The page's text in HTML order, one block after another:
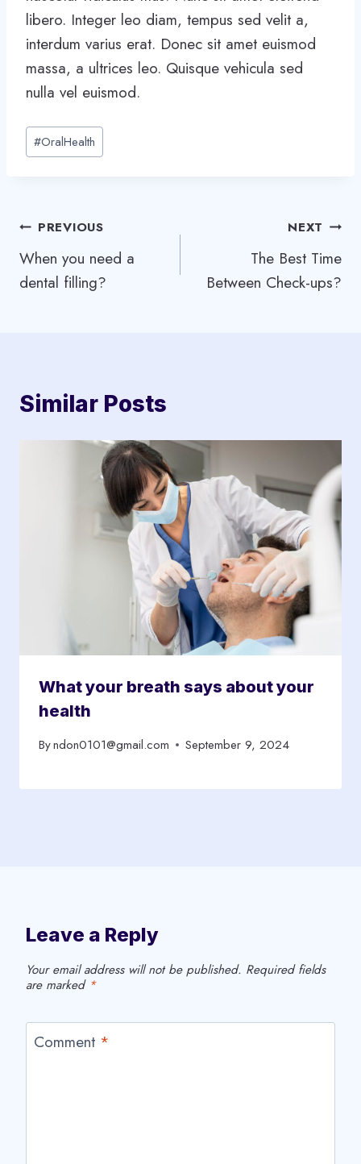
libero. Integer leo diam, tempus sed velit a,
interdum varius erat. Donec sit amet euismod
massa, a ultrices leo. Quisque vehicula sed
nulla vel euismod.
Post
Tags:
#OralHealth
Post
navigation
PREVIOUS
When you need a
dental filling?
NEXT
The Best Time
Between Check-ups?
Similar Posts
What your breath says about your
health
Byndon0101@gmail.com September 9, 2024
Leave a Reply
Your email address will not be published. Required fields
are marked *
Comment *